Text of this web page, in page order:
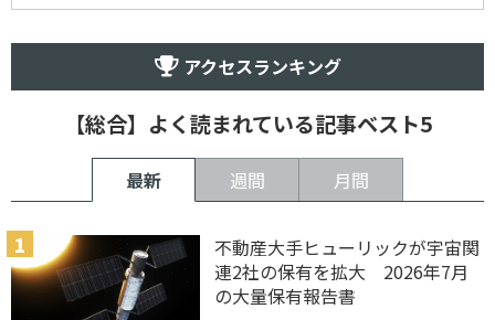
アクセスランキング
【総合】よく読まれている記事ベスト5
最新 週間 月間
不動産大手ヒューリックが宇宙関
連2社の保有を拡大 2026年7月
の大量保有報告書